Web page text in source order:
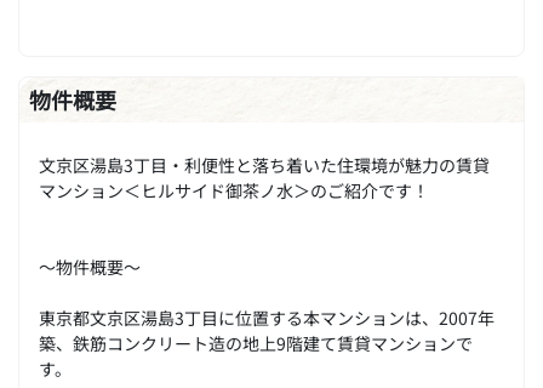
物件概要
文京区湯島3丁目・利便性と落ち着いた住環境が魅力の賃貸
マンション＜ヒルサイド御茶ノ水＞のご紹介です！
～物件概要～
東京都文京区湯島3丁目に位置する本マンションは、2007年
築、鉄筋コンクリート造の地上9階建て賃貸マンションで
す。